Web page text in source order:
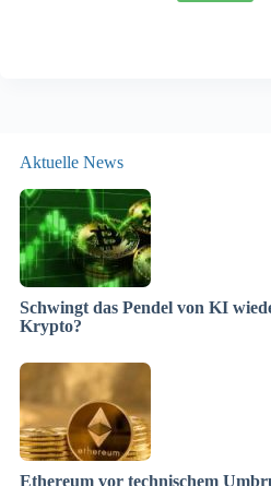
Aktuelle News
Schwingt das Pendel von KI
Krypto?
Ethereum vor technischem